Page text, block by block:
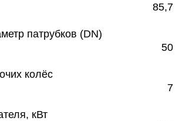
85,7
патрубков (DN)
50
колёс
7
кВт